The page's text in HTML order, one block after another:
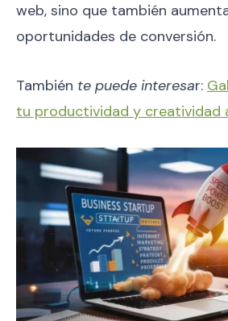
web, sino que también
oportunidades de conversión.
También te puede interesar:
tu productividad y creatividad